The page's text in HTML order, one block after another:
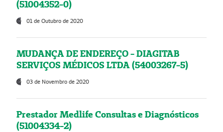
(51004352-0)
01 de Outubro de 2020
MUDANÇA DE ENDEREÇO - DIAGITAB
SERVIÇOS MÉDICOS LTDA (54003267-5)
03 de Novembro de 2020
Prestador Medlife Consultas e Diagnósticos
(51004334-2)